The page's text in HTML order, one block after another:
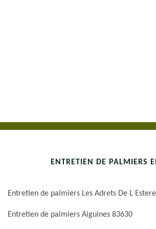
ENTRETIEN DE PALMIERS
Entretien de palmiers Les Adrets De L
Entretien de palmiers Aiguines 83630